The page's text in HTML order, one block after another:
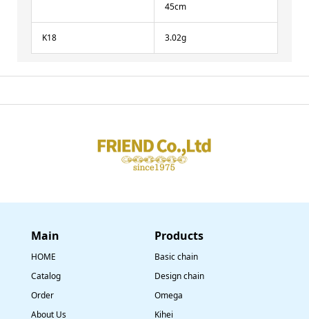
45cm
K18 3.02g
Main
HOME
Catalog
Order
About Us
​Products
Basic chain
Design chain
Omega
Kihei